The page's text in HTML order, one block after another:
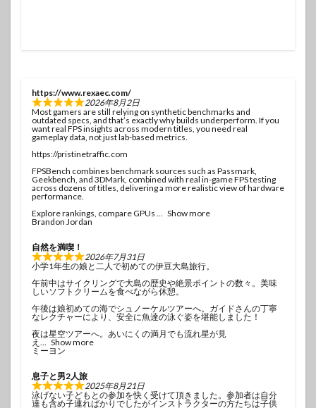
https://www.rexaec.com/
2026年8月2日
Most gamers are still relying on synthetic benchmarks and
outdated specs, and that’s exactly why builds underperform. If you
want real FPS insights across modern titles, you need real
gameplay data, not just lab-based metrics.
https://pristinetraffic.com
FPSBench combines benchmark sources such as Passmark,
Geekbench, and 3DMark, combined with real in-game FPS testing
across dozens of titles, delivering a more realistic view of hardware
performance.
Explore rankings, compare GPUs
Show more
Brandon Jordan
自然を満喫！
2026年7月31日
小学1年生の娘と二人で初めての伊豆大島旅行。
午前中はサイクリングで大島の歴史や絶景ポイントの数々。美味
しいソフトクリームを食べながら休憩。
午後は娘初めての海でシュノーケルツアーへ。ガイドさんの丁寧
なレクチャーにより、安全に魚達の泳ぐ姿を堪能しました！
夜は星空ツアーへ。あいにくの満月でも流れ星が見
え
Show more
ミーヨン
息子と男2人旅
2025年8月21日
泳げない子どもとの参加を快く受けて頂きました。参加者は自分
達も含め子連ればかりでしたがインストラクターの方たちは子供